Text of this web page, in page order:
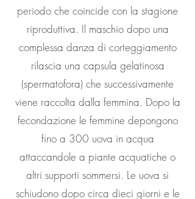
periodo che coincide con la stagione
riproduttiva. Il maschio dopo una
complessa danza di corteggiamento
rilascia una capsula gelatinosa
(spermatofora) che successivamente
viene raccolta dalla femmina. Dopo la
fecondazione le femmine depongono
fino a 300 uova in acqua
attaccandole a piante acquatiche o
altri supporti sommersi. Le uova si
schiudono dopo circa dieci giorni e le